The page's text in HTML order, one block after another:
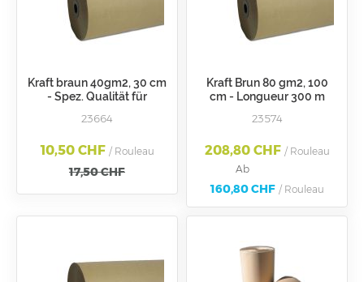
Kraft braun 40gm2, 30 cm
- Spez. Qualität für
23664
10,50 CHF / Rouleau
17,50 CHF
Kraft Brun 80 gm2, 100
cm - Longueur 300 m
23574
208,80 CHF / Rouleau
Ab
160,80 CHF / Rouleau